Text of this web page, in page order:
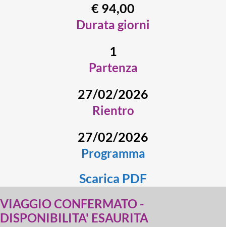
€ 94,00
Durata giorni
1
Partenza
27/02/2026
Rientro
27/02/2026
Programma
Scarica PDF
VIAGGIO CONFERMATO -
DISPONIBILITA' ESAURITA